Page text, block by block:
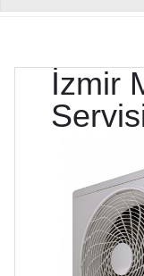
İzmir